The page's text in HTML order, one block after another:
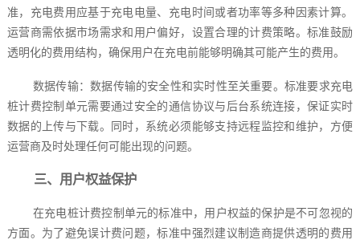
准，充电费用应基于充电电量、充电时间或者功率等多种因素计算。
运营商需依据市场需求和用户偏好，设置合理的计费策略。标准鼓励
透明化的费用结构，确保用户在充电前能够明确其可能产生的费用。
数据传输：数据传输的安全性和实时性至关重要。标准要求充电
桩计费控制单元需要通过安全的通信协议与后台系统连接，保证实时
数据的上传与下载。同时，系统必须能够支持远程监控和维护，方便
运营商及时处理任何可能出现的问题。
三、用户权益保护
在充电桩计费控制单元的标准中，用户权益的保护是不可忽视的
方面。为了避免误计费问题，标准中强烈建议制造商提供透明的费用